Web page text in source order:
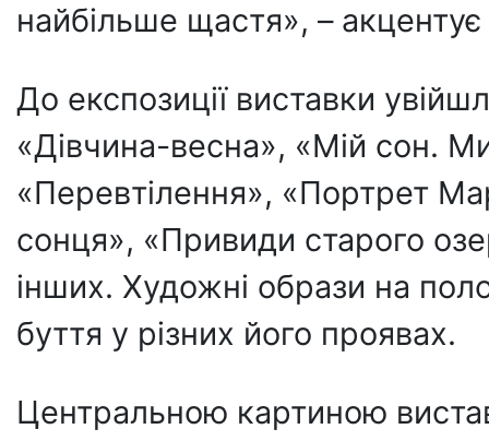
найбільше щастя», –
До експозиції виставки
«Дівчина-весна», «Мій сон.
«Перевтілення», «Портрет
сонця», «Привиди старого
інших. Художні образи на
буття у різних його проявах.
Центральною картиною